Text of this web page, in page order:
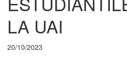
LA UAI
20/10/2023